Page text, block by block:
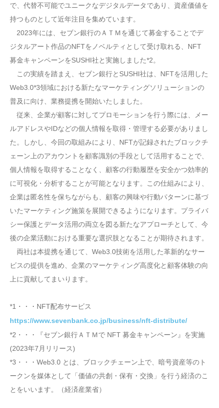
で、代替不可能でユニークなデジタルデータであり、資産価値を
持つものとして近年注目を集めています。
2023年には、セブン銀行のＡＴＭを通じて募金することでデ
ジタルアート作品のNFTをノベルティとして受け取れる、NFT
募金キャンペーンをSUSHI社と実施しました*2。
この実績を踏まえ、セブン銀行とSUSHI社は、NFTを活用した
Web3.0*3領域における新たなマーケティングソリューションの
普及に向け、業務提携を開始いたしました。
従来、企業が顧客に対してプロモーションを行う際には、メー
ルアドレスやIDなどの個人情報を取得・管理する必要がありまし
た。しかし、今回の取組みにより、NFTが記録されたブロックチ
ェーン上のアカウントを顧客識別の手段として活用することで、
個人情報を取得することなく、顧客の行動履歴を安全かつ効率的
に可視化・分析することが可能となります。この仕組みにより、
企業は匿名性を保ちながらも、顧客の興味や行動パターンに基づ
いたマーケティング施策を展開できるようになります。プライバ
シー保護とデータ活用の両立を図る新たなアプローチとして、今
後の企業活動における重要な選択肢となることが期待されます。
両社は本提携を通じて、Web3.0技術を活用した革新的なサー
ビスの提供を進め、企業のマーケティング高度化と顧客体験の向
上に貢献してまいります。
*1・・・NFT配布サービス
https://www.sevenbank.co.jp/business/nft-distribute/
*2・・・『セブン銀行ＡＴＭで NFT 募金キャンペーン』を実施
(2023年7月リリース)
*3・・・Web3.0 とは、ブロックチェーン上で、暗号資産等のト
ークンを媒体として「価値の共創・保有・交換」を行う経済のこ
とをいいます。（経済産業省）